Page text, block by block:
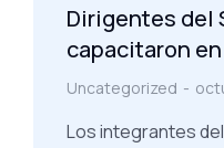
Dirigentes del
capacitaron en
Uncategorized
Los integrantes